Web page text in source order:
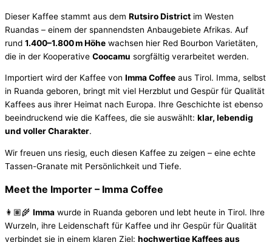
Dieser Kaffee stammt aus dem Rutsiro District im Westen
Ruandas – einem der spannendsten Anbaugebiete Afrikas. Auf
rund 1.400–1.800 m Höhe wachsen hier Red Bourbon Varietäten,
die in der Kooperative Coocamu sorgfältig verarbeitet werden.
Importiert wird der Kaffee von Imma Coffee aus Tirol. Imma, selbst
in Ruanda geboren, bringt mit viel Herzblut und Gespür für Qualität
Kaffees aus ihrer Heimat nach Europa. Ihre Geschichte ist ebenso
beeindruckend wie die Kaffees, die sie auswählt: klar, lebendig
und voller Charakter.
Wir freuen uns riesig, euch diesen Kaffee zu zeigen – eine echte
Tassen-Granate mit Persönlichkeit und Tiefe.
Meet the Importer – Imma Coffee
👩🏽‍🌾 Imma wurde in Ruanda geboren und lebt heute in Tirol. Ihre
Wurzeln, ihre Leidenschaft für Kaffee und ihr Gespür für Qualität
verbindet sie in einem klaren Ziel: hochwertige Kaffees aus